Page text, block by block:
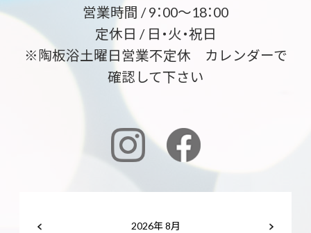
営業時間 / 9：00～18：00
定休日 / 日・火・祝日
※陶板浴土曜日営業不定休 カレンダーで
確認して下さい
2026年 8月